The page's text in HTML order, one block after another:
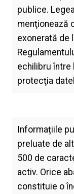
publice.
menţionează
exonerată de
echilibru între
protecţia
Informațiile
preluate de
500 de
activ. Orice
constituie o